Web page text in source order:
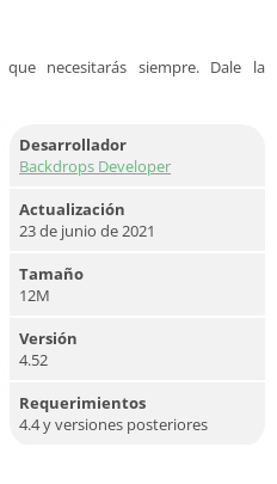
necesitarás siempre. Dale la
Desarrollador
Backdrops Developer
Actualización
23 de junio de 2021
Tamaño
12M
Versión
4.52
Requerimientos
4.4 y versiones posteriores